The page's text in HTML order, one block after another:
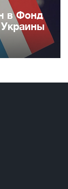
в Фонд